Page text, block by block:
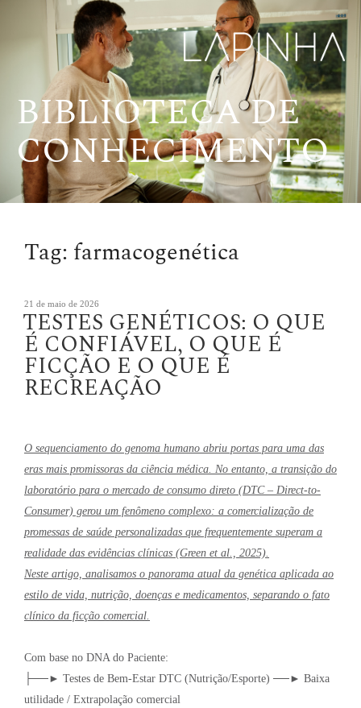
BIBLIOTECA DE
CONHECIMENTO
Tag: farmacogenética
Publicado
em
21 de maio de 2026
TESTES GENÉTICOS: O QUE
É CONFIÁVEL, O QUE É
FICÇÃO E O QUE É
RECREAÇÃO
O sequenciamento do genoma humano abriu portas para uma das
eras mais promissoras da ciência médica. No entanto, a transição do
laboratório para o mercado de consumo direto (DTC – Direct-to-
Consumer) gerou um fenômeno complexo: a comercialização de
promessas de saúde personalizadas que frequentemente superam a
realidade das evidências clínicas (Green et al., 2025).
Neste artigo, analisamos o panorama atual da genética aplicada ao
estilo de vida, nutrição, doenças e medicamentos, separando o fato
clínico da ficção comercial.
Com base no DNA do Paciente:
├──► Testes de Bem-Estar DTC (Nutrição/Esporte) ──► Baixa
utilidade / Extrapolação comercial